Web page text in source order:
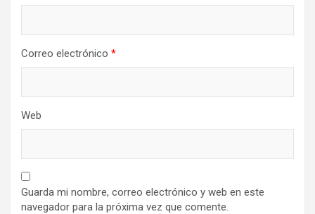
Correo electrónico *
Web
Guarda mi nombre, correo electrónico y web en este
navegador para la próxima vez que comente.